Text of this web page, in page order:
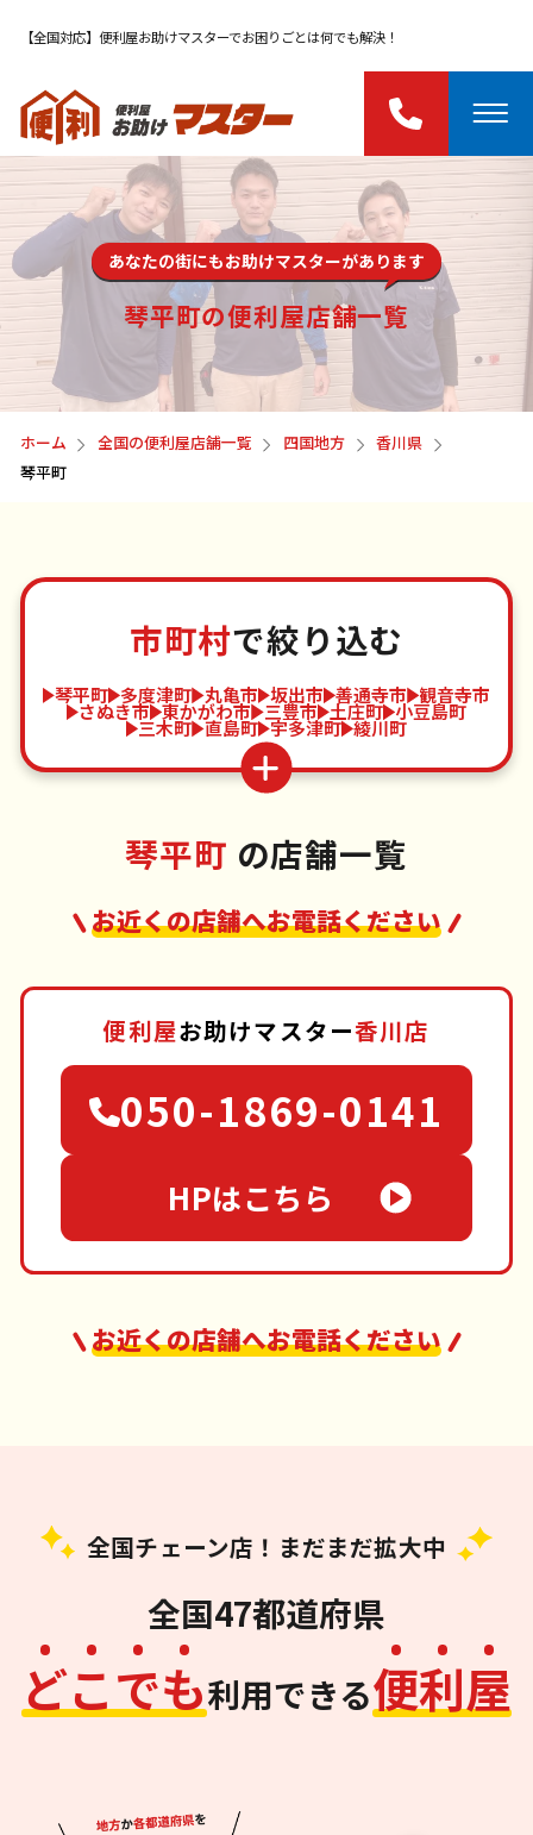
【全国対応】便利屋お助けマスターでお困りごとは何でも解決！
あなたの街にもお助けマスターがあります
琴平町の便利屋店舗一覧
ホーム 全国の便利屋店舗一覧 四国地方
香川県
琴平町
市町村で絞り込む
琴平町 多度津町 丸亀市 坂出市 善通寺市 観音寺市
さぬき市 東かがわ市 三豊市 土庄町 小豆島町
三木町 直島町 宇多津町 綾川町
琴平町 の店舗一覧
お近くの店舗へお電話ください
便利屋お助けマスター香川店
050-1869-0141
HPはこちら
お近くの店舗へお電話ください
全国チェーン店！まだまだ拡大中
全国47都道府県
どこでも利用できる便利屋